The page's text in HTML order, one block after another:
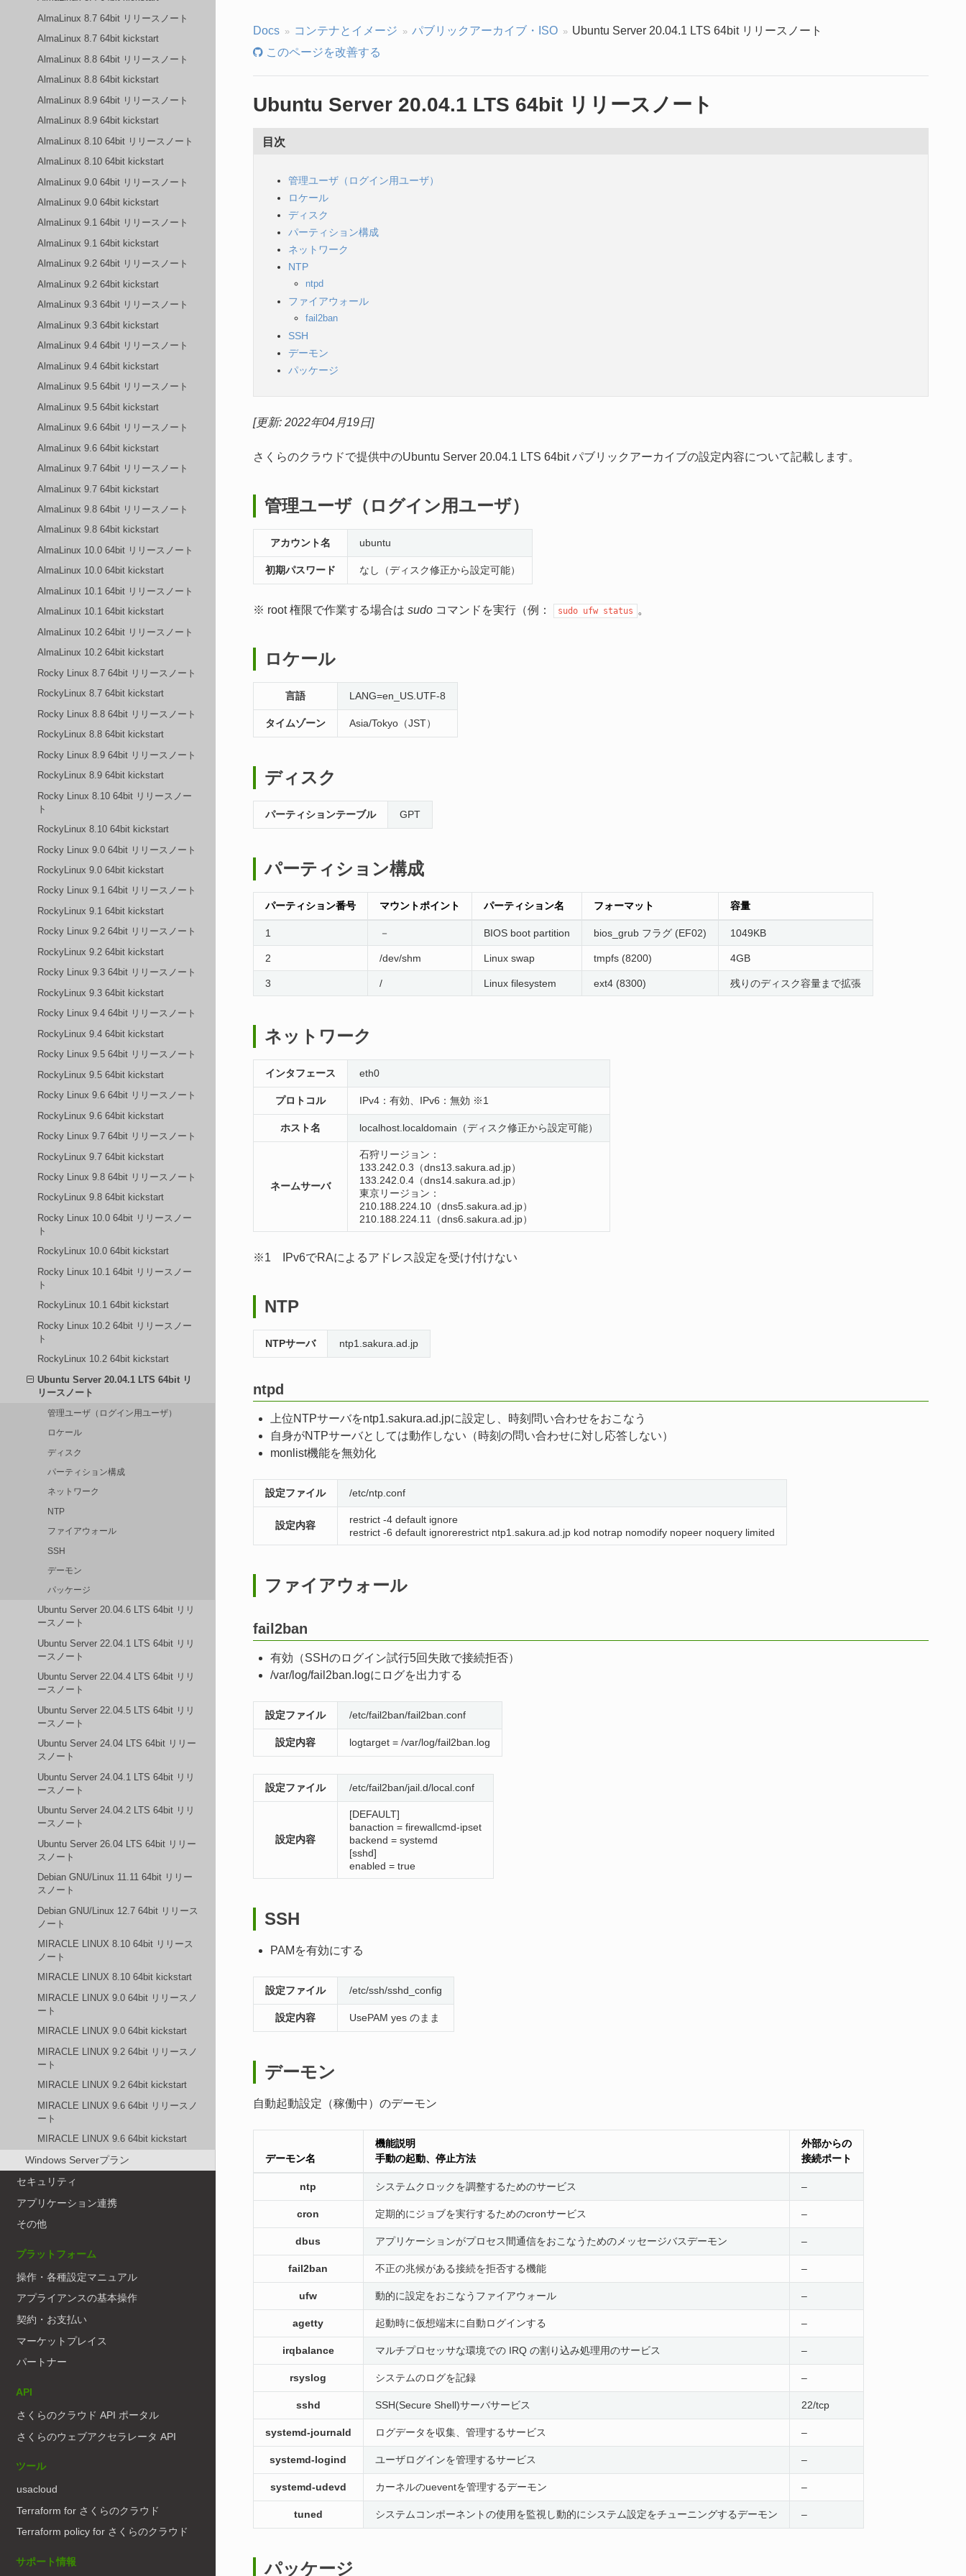
AlmaLinux 8.7 64bit リリースノート
AlmaLinux 8.7 64bit kickstart
AlmaLinux 8.8 64bit リリースノート
AlmaLinux 8.8 64bit kickstart
AlmaLinux 8.9 64bit リリースノート
AlmaLinux 8.9 64bit kickstart
AlmaLinux 8.10 64bit リリースノート
AlmaLinux 8.10 64bit kickstart
AlmaLinux 9.0 64bit リリースノート
AlmaLinux 9.0 64bit kickstart
AlmaLinux 9.1 64bit リリースノート
AlmaLinux 9.1 64bit kickstart
AlmaLinux 9.2 64bit リリースノート
AlmaLinux 9.2 64bit kickstart
AlmaLinux 9.3 64bit リリースノート
AlmaLinux 9.3 64bit kickstart
AlmaLinux 9.4 64bit リリースノート
AlmaLinux 9.4 64bit kickstart
AlmaLinux 9.5 64bit リリースノート
AlmaLinux 9.5 64bit kickstart
AlmaLinux 9.6 64bit リリースノート
AlmaLinux 9.6 64bit kickstart
AlmaLinux 9.7 64bit リリースノート
AlmaLinux 9.7 64bit kickstart
AlmaLinux 9.8 64bit リリースノート
AlmaLinux 9.8 64bit kickstart
AlmaLinux 10.0 64bit リリースノート
AlmaLinux 10.0 64bit kickstart
AlmaLinux 10.1 64bit リリースノート
AlmaLinux 10.1 64bit kickstart
AlmaLinux 10.2 64bit リリースノート
AlmaLinux 10.2 64bit kickstart
Rocky Linux 8.7 64bit リリースノート
RockyLinux 8.7 64bit kickstart
Rocky Linux 8.8 64bit リリースノート
RockyLinux 8.8 64bit kickstart
Rocky Linux 8.9 64bit リリースノート
RockyLinux 8.9 64bit kickstart
Rocky Linux 8.10 64bit リリースノー
ト
RockyLinux 8.10 64bit kickstart
Rocky Linux 9.0 64bit リリースノート
RockyLinux 9.0 64bit kickstart
Rocky Linux 9.1 64bit リリースノート
RockyLinux 9.1 64bit kickstart
Rocky Linux 9.2 64bit リリースノート
RockyLinux 9.2 64bit kickstart
Rocky Linux 9.3 64bit リリースノート
RockyLinux 9.3 64bit kickstart
Rocky Linux 9.4 64bit リリースノート
RockyLinux 9.4 64bit kickstart
Rocky Linux 9.5 64bit リリースノート
RockyLinux 9.5 64bit kickstart
Rocky Linux 9.6 64bit リリースノート
RockyLinux 9.6 64bit kickstart
Rocky Linux 9.7 64bit リリースノート
RockyLinux 9.7 64bit kickstart
Rocky Linux 9.8 64bit リリースノート
RockyLinux 9.8 64bit kickstart
Rocky Linux 10.0 64bit リリースノー
ト
RockyLinux 10.0 64bit kickstart
Rocky Linux 10.1 64bit リリースノー
ト
RockyLinux 10.1 64bit kickstart
Rocky Linux 10.2 64bit リリースノー
ト
RockyLinux 10.2 64bit kickstart
Ubuntu Server 20.04.1 LTS 64bit リ
リースノート
管理ユーザ（ログイン用ユーザ）
ロケール
ディスク
パーティション構成
ネットワーク
NTP
ファイアウォール
SSH
デーモン
パッケージ
Ubuntu Server 20.04.6 LTS 64bit リリ
ースノート
Ubuntu Server 22.04.1 LTS 64bit リリ
ースノート
Ubuntu Server 22.04.4 LTS 64bit リリ
ースノート
Ubuntu Server 22.04.5 LTS 64bit リリ
ースノート
Ubuntu Server 24.04 LTS 64bit リリー
スノート
Ubuntu Server 24.04.1 LTS 64bit リリ
ースノート
Ubuntu Server 24.04.2 LTS 64bit リリ
ースノート
Ubuntu Server 26.04 LTS 64bit リリー
スノート
Debian GNU/Linux 11.11 64bit リリー
スノート
Debian GNU/Linux 12.7 64bit リリース
ノート
MIRACLE LINUX 8.10 64bit リリース
ノート
MIRACLE LINUX 8.10 64bit kickstart
MIRACLE LINUX 9.0 64bit リリースノ
ート
MIRACLE LINUX 9.0 64bit kickstart
MIRACLE LINUX 9.2 64bit リリースノ
ート
MIRACLE LINUX 9.2 64bit kickstart
MIRACLE LINUX 9.6 64bit リリースノ
ート
MIRACLE LINUX 9.6 64bit kickstart
Windows Serverプラン
セキュリティ
アプリケーション連携
その他
プラットフォーム
操作・各種設定マニュアル
アプライアンスの基本操作
契約・お支払い
マーケットプレイス
パートナー
API
さくらのクラウド API ポータル
さくらのウェブアクセラレータ API
ツール
usacloud
Terraform for さくらのクラウド
Terraform policy for さくらのクラウド
サポート情報
Docs コンテナとイメージ パブリックアーカイブ・ISO
Ubuntu Server 20.04.1 LTS 64bit リリースノート
このページを改善する
Ubuntu Server 20.04.1 LTS 64bit リリースノート
目次
管理ユーザ（ログイン用ユーザ）
ロケール
ディスク
パーティション構成
ネットワーク
NTP
ntpd
ファイアウォール
fail2ban
SSH
デーモン
パッケージ
[更新: 2022年04月19日]
さくらのクラウドで提供中のUbuntu Server 20.04.1 LTS 64bit パブリックアーカイブの設定内容について記載します。
管理ユーザ（ログイン用ユーザ）
アカウント名 ubuntu
初期パスワード なし（ディスク修正から設定可能）
※ root 権限で作業する場合は sudoコマンドを実行（例： sudo ufw status 。
ロケール
言語 LANG=en_US.UTF-8
タイムゾーン Asia/Tokyo（JST）
ディスク
パーティションテーブル GPT
パーティション構成
パーティション番号 マウントポイント パーティション名 フォーマット 容量
1 － BIOS boot partition bios_grub フラグ (EF02) 1049KB
2 /dev/shm Linux swap tmpfs (8200) 4GB
3 / Linux filesystem ext4 (8300) 残りのディスク容量まで拡張
ネットワーク
インタフェース eth0
プロトコル IPv4：有効、IPv6：無効 ※1
ホスト名 localhost.localdomain（ディスク修正から設定可能）
ネームサーバ
石狩リージョン：
133.242.0.3（dns13.sakura.ad.jp）
133.242.0.4（dns14.sakura.ad.jp）
東京リージョン：
210.188.224.10（dns5.sakura.ad.jp）
210.188.224.11（dns6.sakura.ad.jp）
※1 IPv6でRAによるアドレス設定を受け付けない
NTP
NTPサーバ ntp1.sakura.ad.jp
ntpd
上位NTPサーバをntp1.sakura.ad.jpに設定し、時刻問い合わせをおこなう
自身がNTPサーバとしては動作しない（時刻の問い合わせに対し応答しない）
monlist機能を無効化
設定ファイル /etc/ntp.conf
設定内容
restrict -4 default ignore
restrict -6 default ignorerestrict ntp1.sakura.ad.jp kod notrap nomodify nopeer noquery limited
ファイアウォール
fail2ban
有効（SSHのログイン試行5回失敗で接続拒否）
/var/log/fail2ban.logにログを出力する
設定ファイル /etc/fail2ban/fail2ban.conf
設定内容 logtarget = /var/log/fail2ban.log
設定ファイル /etc/fail2ban/jail.d/local.conf
設定内容
[DEFAULT]
banaction = firewallcmd-ipset
backend = systemd
[sshd]
enabled = true
SSH
PAMを有効にする
設定ファイル /etc/ssh/sshd_config
設定内容 UsePAM yes のまま
デーモン
自動起動設定（稼働中）のデーモン
デーモン名
機能説明
手動の起動、停止方法
外部からの
接続ポート
ntp システムクロックを調整するためのサービス –
cron 定期的にジョブを実行するためのcronサービス –
dbus アプリケーションがプロセス間通信をおこなうためのメッセージバスデーモン –
fail2ban 不正の兆候がある接続を拒否する機能 –
ufw 動的に設定をおこなうファイアウォール –
agetty 起動時に仮想端末に自動ログインする –
irqbalance マルチプロセッサな環境での IRQ の割り込み処理用のサービス –
rsyslog システムのログを記録 –
sshd SSH(Secure Shell)サーバサービス 22/tcp
systemd-journald ログデータを収集、管理するサービス –
systemd-logind ユーザログインを管理するサービス –
systemd-udevd カーネルのueventを管理するデーモン –
tuned システムコンポーネントの使用を監視し動的にシステム設定をチューニングするデーモン –
パッケージ